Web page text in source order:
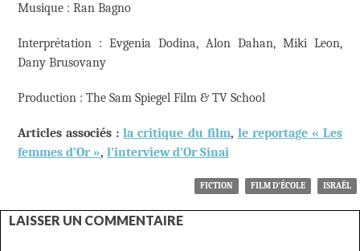
Musique : Ran Bagno
Interprétation : Evgenia Dodina, Alon Dahan, Miki Leon,
Dany Brusovany
Production : The Sam Spiegel Film & TV School
Articles associés :la critique du film, le reportage « Les
femmes d’Or », l’interview d’Or Sinai
FICTION FILM D'ÉCOLE ISRAËL
LAISSER UN COMMENTAIRE